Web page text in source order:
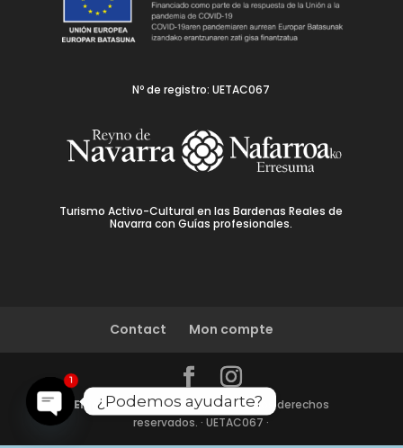
Nº de registro: UETAC067
Turismo Activo-Cultural en las Bardenas Reales de
Navarra con Guías profesionales.
Contact Mon compte
Enjoy Bardenas© 2024 | Todos los derechos
reservados. · UETAC067 ·
¿Podemos ayudarte?
1